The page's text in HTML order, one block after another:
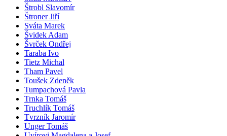
Štrobl Slavomír
Štroner Jiří
Sváta Marek
Švidek Adam
Švrček Ondřej
Taraba Ivo
Tietz Michal
Tham Pavel
Toušek Zdeněk
Tumpachová Pavla
Trnka Tomáš
Truchlík Tomáš
Tvrzník Jaromír
Unger Tomáš